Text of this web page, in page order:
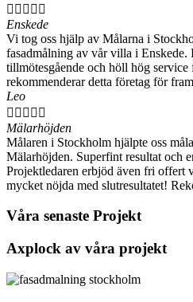
    
Enskede
Vi tog oss hjälp av Målarna i
fasadmålning av vår villa i
tillmötesgående och höll hög
rekommenderar detta företag för
Leo
    
Mälarhöjden
Målaren i Stockholm hjälpte oss
Mälarhöjden. Superfint resultat och
Projektledaren erbjöd även fri offert
mycket nöjda med slutresultatet!
Våra senaste Projekt
Axplock av våra projekt